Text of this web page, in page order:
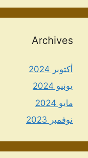
Archives
أكتوبر 2024
يونيو 2024
مايو 2024
نوفمبر 2023